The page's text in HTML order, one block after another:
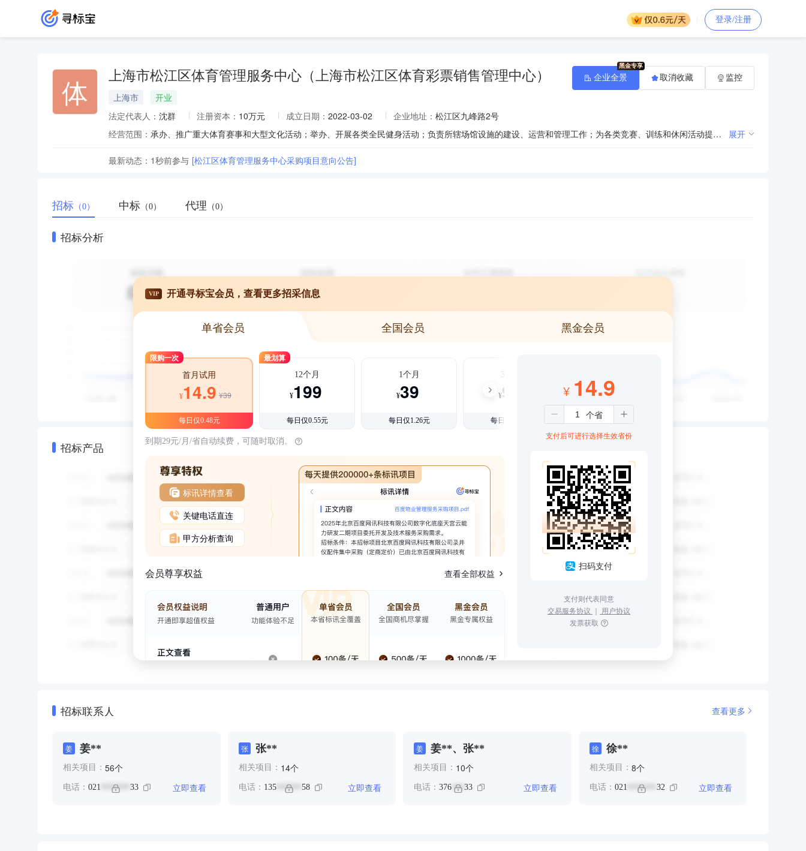
登录/注册
体 上海市松江区体育管理服务中心（上海市松江区体育彩票销售管理中心）
上海市
开业
法定代表人： 沈群 注册资本： 10万元 成立日期： 2022-03-02 企业地址： 松江区九峰路2号
经营范围：
承办、推广重大体育赛事和大型文化活动；举办、开展各类全民健身活动；负责所辖场馆设施的建设、运营和管理工作；为各类竞赛、训练和休闲活动提供场地和服务；负责体育产业研究、推广和开发。 展开
最新动态： 1秒前参与 [松江区体育管理服务中心采购项目意向公告]
企业全景 取消收藏 监控
招标 （0） 中标 （0） 代理 （0）
招标分析
招标产品
VIP 开通寻标宝会员，查看更多招采信息
单省会员 全国会员 黑金会员
限购一次
首月试用
¥14.9 ¥39
每日仅0.48元
最划算
12个月
¥199
每日仅0.55元
1个月
¥39
每日仅1.26元
3个月
¥99
每日仅1.08元
到期29元/月/省自动续费，可随时取消。
标讯详情查看
关键电话直连
甲方分析查询
会员尊享权益 查看全部权益
¥ 14.9
支付后可进行选择生效省份
扫码支付
支付则代表同意
交易服务协议 ｜ 用户协议
发票获取
招标联系人 查看更多
姜 姜**
相关项目： 56个
电话： 021 ******* 33 立即查看
张 张**
相关项目： 14个
电话： 135****** 58 立即查看
姜 姜**、张**
相关项目： 10个
电话： 376 *** 33 立即查看
徐 徐**
相关项目： 8个
电话： 021 ******* 32 立即查看